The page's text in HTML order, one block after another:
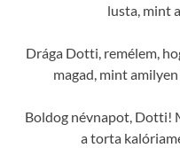
lusta, mint
Drága Dotti, remélem,
magad, mint
Boldog névnapot, Dotti!
a torta